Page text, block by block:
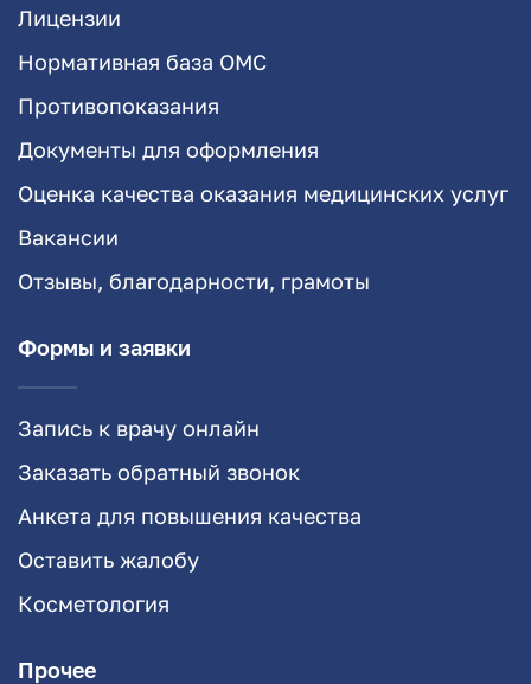
Лицензии
Нормативная база ОМС
Противопоказания
Документы для оформления
Оценка качества оказания медицинских услуг
Вакансии
Отзывы, благодарности, грамоты
Формы и заявки
Запись к врачу онлайн
Заказать обратный звонок
Анкета для повышения качества
Оставить жалобу
Косметология
Прочее